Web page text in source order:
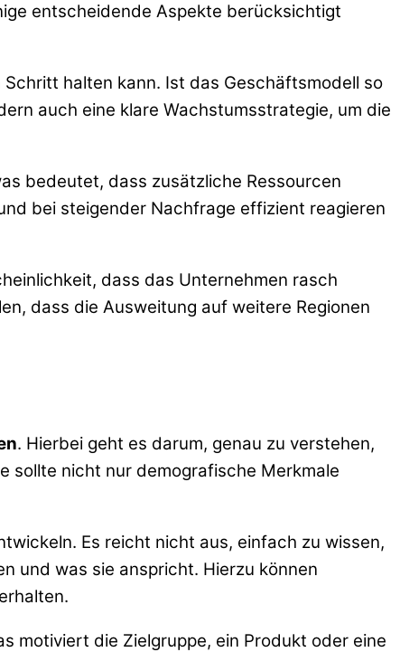
entscheidende Aspekte berücksichtigt
halten kann. Ist das Geschäftsmodell so
auch eine klare Wachstumsstrategie, um die
bedeutet, dass zusätzliche Ressourcen
bei steigender Nachfrage effizient reagieren
dass das Unternehmen rasch
dass die Ausweitung auf weitere Regionen
. Hierbei geht es darum, genau zu verstehen,
sollte nicht nur demografische Merkmale
Es reicht nicht aus, einfach zu wissen,
und was sie anspricht. Hierzu können
motiviert die Zielgruppe, ein Produkt oder eine